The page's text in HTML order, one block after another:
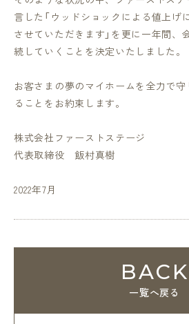
言した「ウッドショックによる値上げ
させていただきます」を更に一年間、
続していくことを決定いたしました。
お客さまの夢のマイホームを全力で
ることをお約束します。
株式会社ファーストステージ
代表取締役 飯村真樹
2022年7月
BACK
一覧へ戻る